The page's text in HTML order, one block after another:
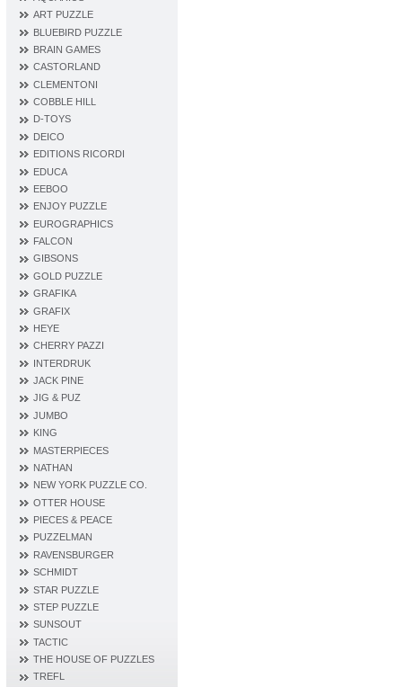
ART PUZZLE
BLUEBIRD PUZZLE
BRAIN GAMES
CASTORLAND
CLEMENTONI
COBBLE HILL
D‐TOYS
DEICO
EDITIONS RICORDI
EDUCA
EEBOO
ENJOY PUZZLE
EUROGRAPHICS
FALCON
GIBSONS
GOLD PUZZLE
GRAFIKA
GRAFIX
HEYE
CHERRY PAZZI
INTERDRUK
JACK PINE
JIG & PUZ
JUMBO
KING
MASTERPIECES
NATHAN
NEW YORK PUZZLE CO.
OTTER HOUSE
PIECES & PEACE
PUZZELMAN
RAVENSBURGER
SCHMIDT
STAR PUZZLE
STEP PUZZLE
SUNSOUT
TACTIC
THE HOUSE OF PUZZLES
TREFL